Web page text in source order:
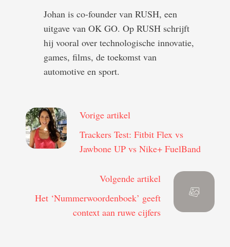
Johan is co-founder van RUSH, een
uitgave van OK GO. Op RUSH schrijft
hij vooral over technologische innovatie,
games, films, de toekomst van
automotive en sport.
Vorige artikel
Trackers Test: Fitbit Flex vs
Jawbone UP vs Nike+ FuelBand
Volgende artikel
Het ‘Nummerwoordenboek’ geeft
context aan ruwe cijfers